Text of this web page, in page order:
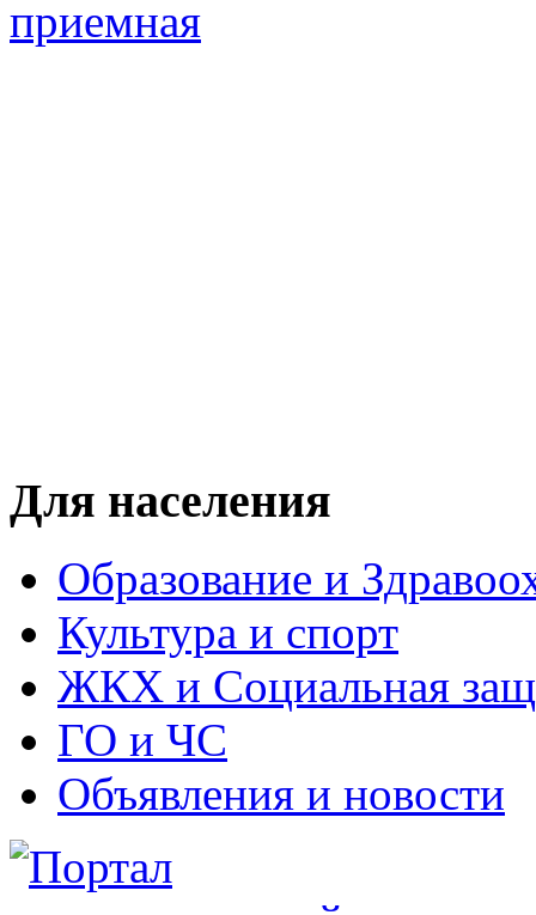
Для населения
Образование и
Культура и спорт
ЖКХ и Социальная
ГО и ЧС
Объявления и новости